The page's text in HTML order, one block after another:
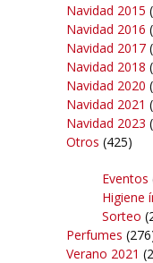
Navidad 2015
Navidad 2016
Navidad 2017
Navidad 2018
Navidad 2020
Navidad 2021
Navidad 2023
Otros (425)
Eventos
Higiene
Sorteo
Perfumes
Verano 2021